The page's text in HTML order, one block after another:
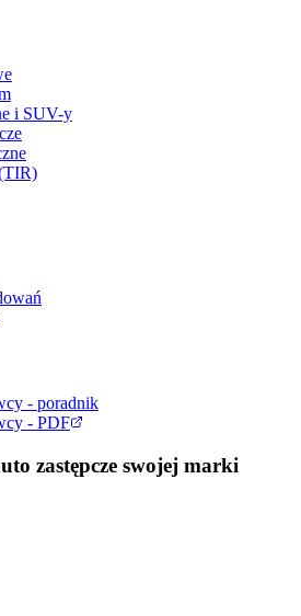
i SUV-y
- poradnik
- PDF
zastępcze swojej marki